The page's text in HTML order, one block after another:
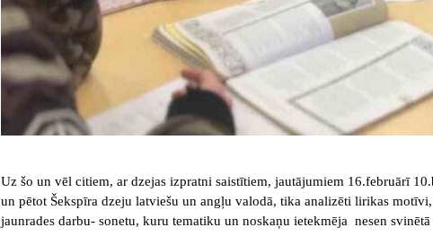
Uz šo un vēl citiem, ar dzejas izpratni saistītiem, jautājumiem 16.februārī
un pētot Šekspīra dzeju latviešu un angļu valodā, tika analizēti lirikas
jaunrades darbu- sonetu, kuru tematiku un noskaņu ietekmēja nesen